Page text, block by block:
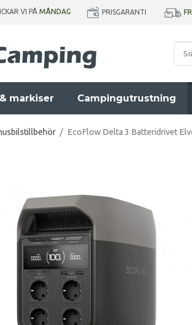
VI PÅ MÅNDAG PRISGARANTI
markiser Campingutrustning
/ EcoFlow Delta 3 Batteridrivet